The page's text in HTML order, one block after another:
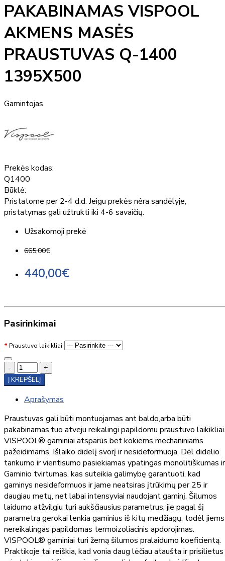
PAKABINAMAS VISPOOL
AKMENS MASĖS
PRAUSTUVAS Q-1400
1395X500
Gamintojas
Prekės kodas:
Q1400
Būklė:
Pristatome per 2-4 d.d. Jeigu prekės nėra sandėlyje,
pristatymas gali užtrukti iki 4-6 savaičių.
Užsakomoji prekė
665,00€
440,00€
Pasirinkimai
Praustuvo laikikliai
-
+
Į KREPŠELĮ
Aprašymas
Praustuvas gali būti montuojamas ant baldo,arba būti
pakabinamas,tuo atveju reikalingi papildomu praustuvo laikikliai.
VISPOOL® gaminiai atsparūs bet kokiems mechaniniams
pažeidimams. Išlaiko didelį svorį ir nesideformuoja. Dėl didelio
tankumo ir vientisumo pasiekiamas ypatingas monolitiškumas ir
Gaminio tvirtumas, kas suteikia galimybę garantuoti, kad
gaminys nesideformuos ir jame neatsiras įtrūkimų per 25 ir
daugiau metų, net labai intensyviai naudojant gaminį. Šilumos
laidumo atžvilgiu turi aukščiausius parametrus, jie pagal šį
parametrą gerokai lenkia gaminius iš kitų medžiagų, todėl jiems
nereikalingas papildomas termoizoliacinis apdorojimas.
VISPOOL® gaminiai turi žemą šilumos pralaidumo koeficientą.
Praktikoje tai reiškia, kad vonia daug lėčiau ataušta ir prisilietus